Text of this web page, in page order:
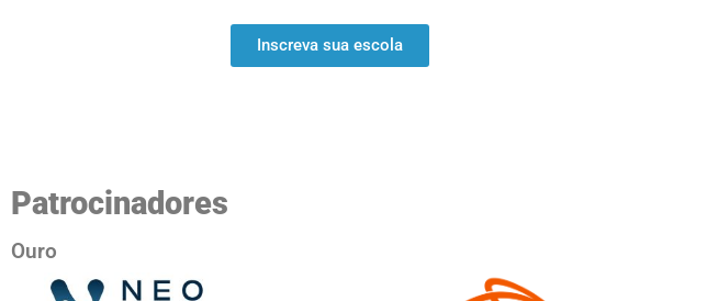
Inscreva sua escola
Patrocinadores
Ouro